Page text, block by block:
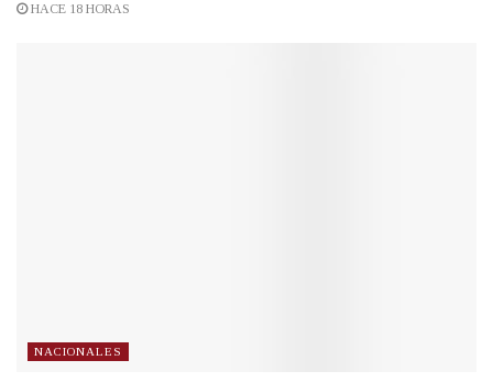
HACE 18 HORAS
NACIONALES